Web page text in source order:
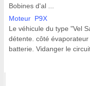
Bobines d'al ...
Moteur P9X
Le véhicule du type "Vel
détente. côté
batterie. Vidanger le